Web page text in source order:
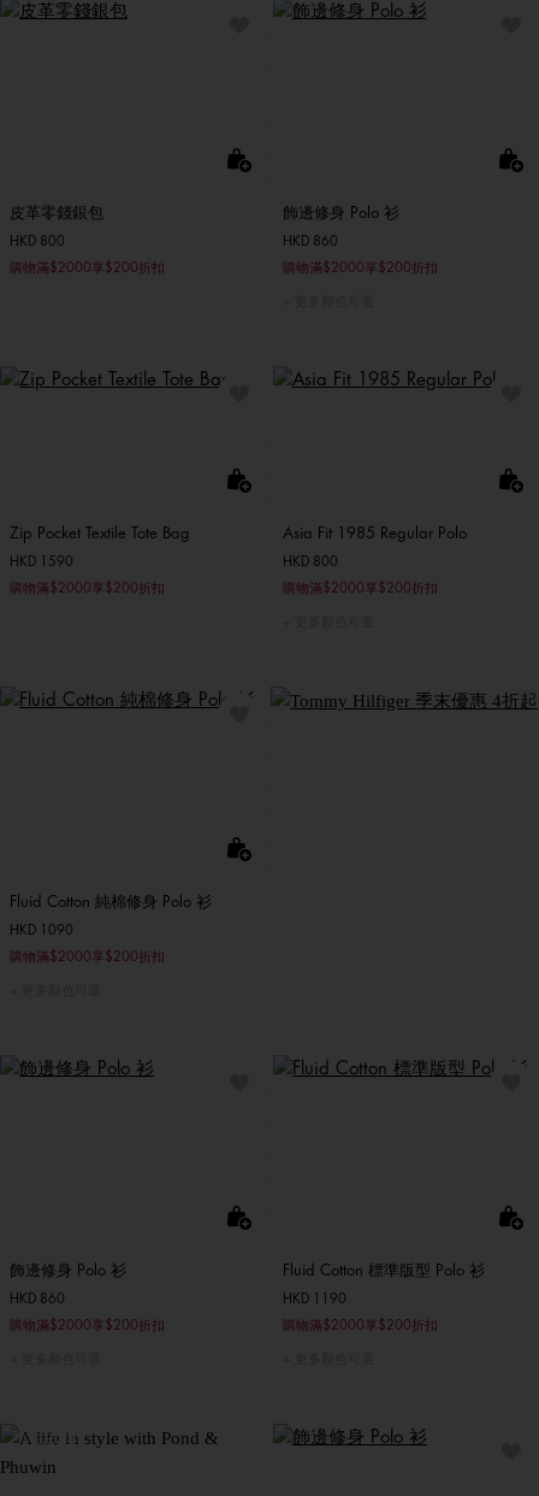
皮革零錢銀包
HKD 800
購物滿$2000享$200折扣
飾邊修身 Polo 衫
HKD 860
購物滿$2000享$200折扣
Zip Pocket Textile Tote Bag
HKD 1590
購物滿$2000享$200折扣
Asia Fit 1985 Regular Polo
HKD 800
購物滿$2000享$200折扣
Fluid Cotton 純棉修身 Polo 衫
HKD 1090
購物滿$2000享$200折扣
飾邊修身 Polo 衫
HKD 860
購物滿$2000享$200折扣
Fluid Cotton 標準版型 Polo 衫
HKD 1190
購物滿$2000享$200折扣
活品味